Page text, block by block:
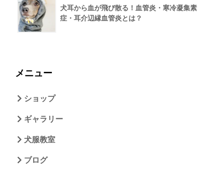
犬耳から血が飛び散る！血管炎・寒冷凝集素
症・耳介辺縁血管炎とは？
メニュー
ショップ
ギャラリー
犬服教室
ブログ